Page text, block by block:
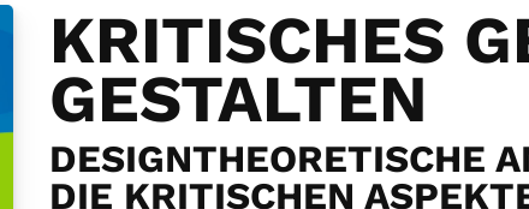
KRITISCHES
GESTALTEN
DESIGNTHEORETISCHE
DIE KRITISCHEN